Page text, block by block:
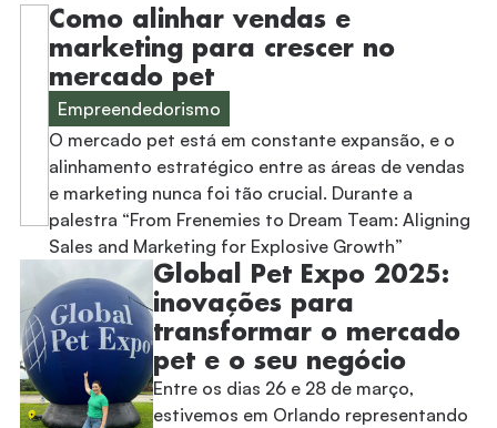
Como alinhar vendas e
marketing para crescer no
mercado pet
Empreendedorismo
O mercado pet está em constante expansão, e o
alinhamento estratégico entre as áreas de vendas
e marketing nunca foi tão crucial. Durante a
palestra “From Frenemies to Dream Team: Aligning
Sales and Marketing for Explosive Growth”
Global Pet Expo 2025:
inovações para
transformar o mercado
pet e o seu negócio
Entre os dias 26 e 28 de março,
estivemos em Orlando representando